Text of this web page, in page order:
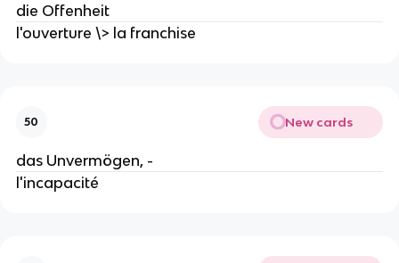
die Offenheit
l'ouverture \> la franchise
50 New cards
das Unvermögen, -
l'incapacité